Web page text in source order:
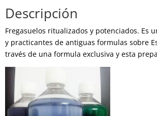
Descripción
Fregasuelos ritualizados y potenciados. Es
y practicantes de antiguas formulas sobre
través de una formula exclusiva y esta